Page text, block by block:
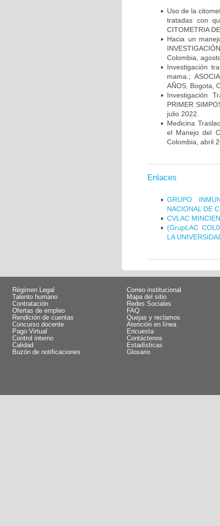
Uso de la
tratadas con
CITOMETRIA
Hacia un
Colombia,
Investigación
mama.;
AÑOS, Bogota,
Investigación
PRIMER
julio 2022.
Medicina
el Manejo del
Colombia, abril
Enlaces
GRUPO
NACIONAL DE
CVLAC
(GrupLAC
LA
Régimen Legal
Talento humano
Contratación
Ofertas de empleo
Rendición de cuentas
Concurso docente
Pago Virtual
Control interno
Calidad
Buzón de notificaciones
Correo institucional
Mapa del sitio
Redes Sociales
FAQ
Quejas y reclamos
Atención en línea
Encuesta
Contáctenos
Estadísticas
Glosario